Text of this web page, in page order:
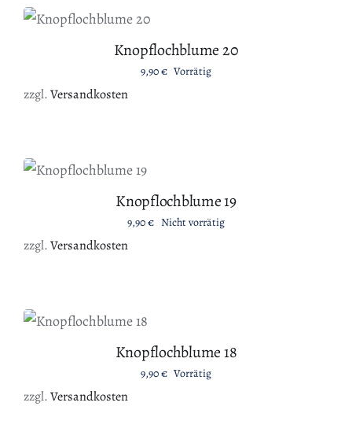
Knopflochblume 20
9,90€ Vorrätig
zzgl.Versandkosten
Knopflochblume 19
9,90€ Nicht vorrätig
zzgl.Versandkosten
Knopflochblume 18
9,90€ Vorrätig
zzgl.Versandkosten